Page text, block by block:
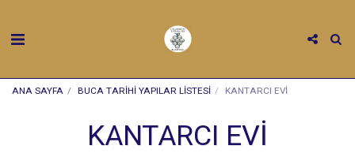
ANA SAYFA BUCA TARİHİ YAPILAR LİSTESİ KANTARCI EVİ
KANTARCI EVİ